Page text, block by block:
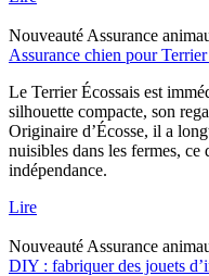
Nouveauté Assurance
Assurance chien pour
Le Terrier Écossais est
silhouette compacte, son
Originaire d’Écosse, il a
nuisibles dans les fermes,
indépendance.
Lire
Nouveauté Assurance
DIY : fabriquer des jouets